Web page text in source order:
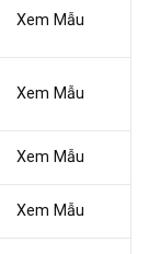
Xem Mẫu
Xem Mẫu
Xem Mẫu
Xem Mẫu